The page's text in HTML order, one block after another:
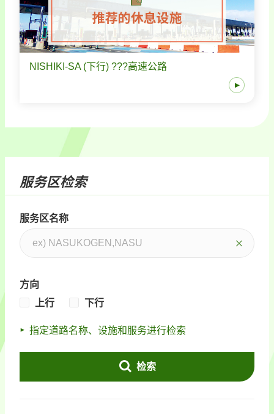
NISHIKI-SA (下行) ???高速公路
服务区检索
服务区名称
方向
上行
下行
指定道路名称、设施和服务进行检索
检索